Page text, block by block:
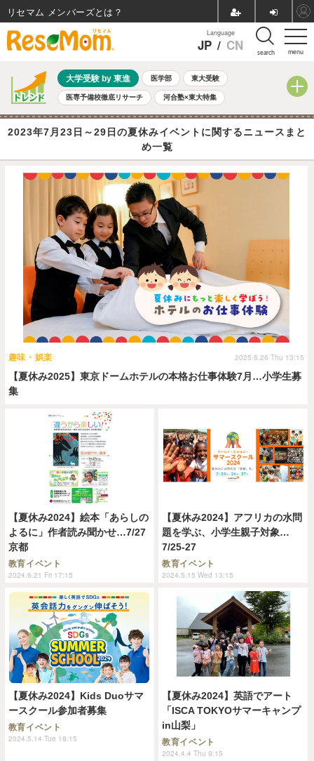
menu
Language
JP / CN search
大学受験 by 東進 医学部 東大受験
医専予備校徹底リサーチ 河合塾×東大特集
親子で考える大学選び 高校受験 中学受験 小学校受験
共通テスト 夏休み 8月開催学校説明会・相談会
全国公立高校 過去問
2023年7月23日～29日の夏休みイベントに関するニュースまと
め一覧
【夏休み2025】東京ドームホテルの本格お仕事体験7月…小学生募
集
趣味・娯楽 2025.6.26 Thu 13:15
【夏休み2024】絵本「あらしの
よるに」作者読み聞かせ…7/27
京都
教育イベント
2024.6.21 Fri 17:15
【夏休み2024】アフリカの水問
題を学ぶ、小学生親子対象…
7/25-27
教育イベント
2024.5.15 Wed 13:15
【夏休み2024】Kids Duoサマ
ースクール参加者募集
教育イベント
2024.5.14 Tue 18:15
【夏休み2024】英語でアート
「ISCA TOKYOサマーキャンプ
in山梨」
教育イベント
2024.4.4 Thu 9:15
リセマム メンバーズ